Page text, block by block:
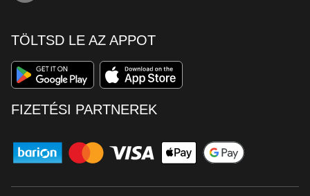
TÖLTSD LE AZ APPOT
FIZETÉSI PARTNEREK